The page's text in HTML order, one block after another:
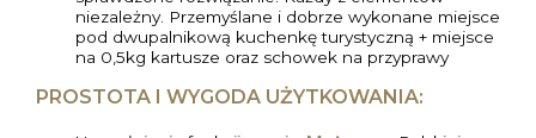
niezależny. Przemyślane i dobrze wykonane miejsce
pod dwupalnikową kuchenkę turystyczną + miejsce
na 0,5kg kartusze oraz schowek na przyprawy
PROSTOTA I WYGODA UŻYTKOWANIA: